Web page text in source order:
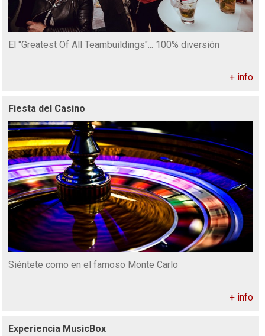
El "Greatest Of All Teambuildings"... 100% diversión
+ info
Fiesta del Casino
Siéntete como en el famoso Monte Carlo
+ info
Experiencia MusicBox